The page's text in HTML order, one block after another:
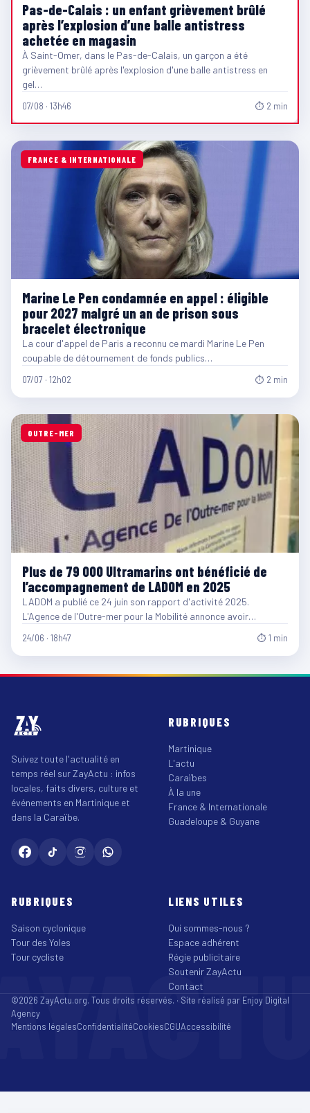
Pas-de-Calais : un enfant grièvement brûlé
après l’explosion d’une balle antistress
achetée en magasin
À Saint-Omer, dans le Pas-de-Calais, un garçon a été
grièvement brûlé après l'explosion d'une balle antistress en
gel…
07/08 · 13h46 ⏱ 2 min
FRANCE & INTERNATIONALE
Marine Le Pen condamnée en appel : éligible
pour 2027 malgré un an de prison sous
bracelet électronique
La cour d'appel de Paris a reconnu ce mardi Marine Le Pen
coupable de détournement de fonds publics…
07/07 · 12h02 ⏱ 2 min
OUTRE-MER
Plus de 79 000 Ultramarins ont bénéficié de
l’accompagnement de LADOM en 2025
LADOM a publié ce 24 juin son rapport d'activité 2025.
L'Agence de l'Outre-mer pour la Mobilité annonce avoir…
24/06 · 18h47 ⏱ 1 min
Suivez toute l'actualité en
temps réel sur ZayActu : infos
locales, faits divers, culture et
événements en Martinique et
dans la Caraïbe.
RUBRIQUES
Martinique
L'actu
Caraïbes
À la une
France & Internationale
Guadeloupe & Guyane
RUBRIQUES
Saison cyclonique
Tour des Yoles
Tour cycliste
LIENS UTILES
Qui sommes-nous ?
Espace adhérent
Régie publicitaire
Soutenir ZayActu
Contact
©2026 ZayActu.org. Tous droits réservés. · Site réalisé par Enjoy Digital
Agency
Mentions légalesConfidentialitéCookiesCGUAccessibilité